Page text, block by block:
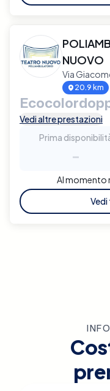
NUOVO
Via
20.9 km
Vedi altre prestazioni
Prima
-
Al momento